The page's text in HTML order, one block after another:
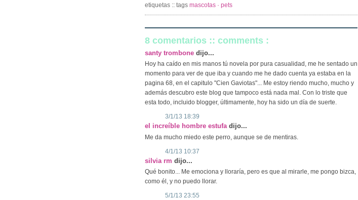
etiquetas :: tags mascotas · pets
8 comentarios :: comments :
santy trombone dijo...
Hoy ha caído en mis manos tú novela por pura casualidad, me he sentado un
momento para ver de que iba y cuando me he dado cuenta ya estaba en la
pagina 68, en el capitulo "Cien Gaviotas"... Me estoy riendo mucho, mucho y
además descubro este blog que tampoco está nada mal. Con lo triste que
esta todo, incluido blogger, últimamente, hoy ha sido un día de suerte.
3/1/13 18:39
el increíble hombre estufa dijo...
Me da mucho miedo este perro, aunque se de mentiras.
4/1/13 10:37
silvia rm dijo...
Qué bonito... Me emociona y lloraría, pero es que al mirarle, me pongo bizca,
como él, y no puedo llorar.
5/1/13 23:55